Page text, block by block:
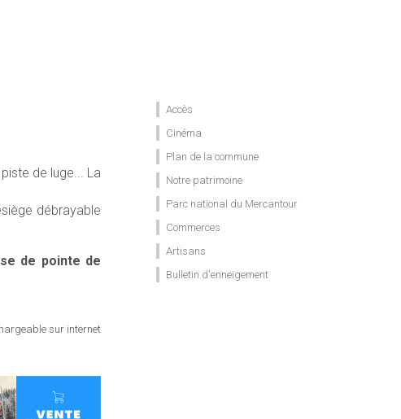
Accès
Cinéma
Plan de la commune
Notre patrimoine
Parc national du Mercantour
Commerces
Artisans
Bulletin d'enneigement
de luge... La
débrayable
de pointe de
sur internet